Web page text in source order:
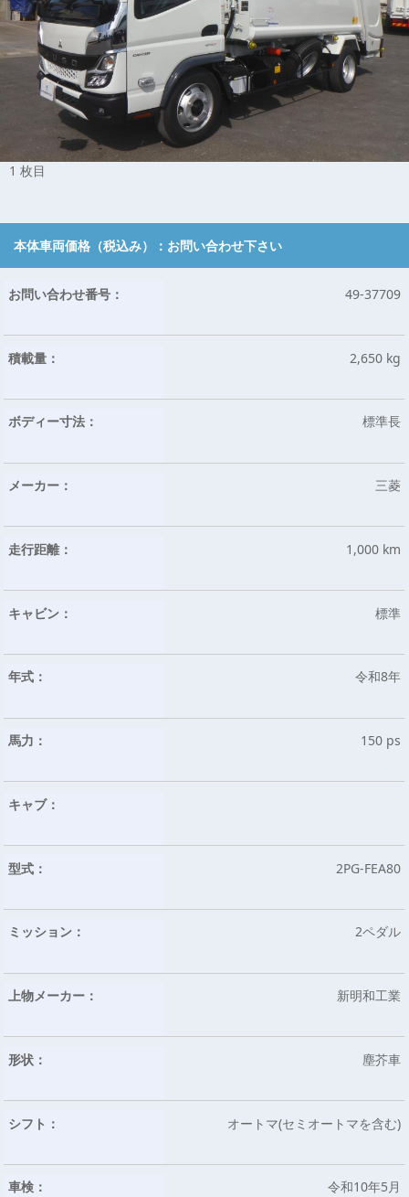
1 枚目
本体車両価格（税込み）： お問い合わせ下さい
お問い合わせ番号： 49-37709
積載量： 2,650 kg
ボディー寸法： 標準長
メーカー： 三菱
走行距離： 1,000 km
キャビン： 標準
年式： 令和8年
馬力： 150 ps
キャブ：
型式： 2PG-FEA80
ミッション： 2ペダル
上物メーカー： 新明和工業
形状： 塵芥車
シフト： オートマ(セミオートマを含む)
車検： 令和10年5月